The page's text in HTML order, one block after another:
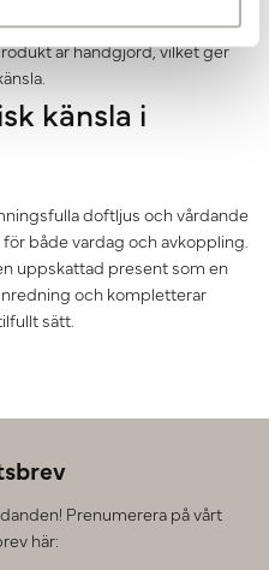
tillverkas med stor omsorg
är handgjord, vilket ger
känsla i
doftljus och vårdande
både vardag och avkoppling.
uppskattad present som en
och kompletterar
sätt.
Prenumerera på vårt
här: